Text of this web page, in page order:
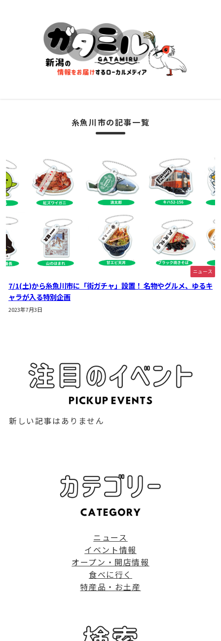
糸魚川市の記事一覧
ニュース
7/1(土)から糸魚川市に「街ガチャ」設置！ 名物やグルメ、ゆるキ
ャラが入る特別企画
2023年7月3日
新しい記事はありません
ニュース
イベント情報
オープン・開店情報
食べに行く
特産品・お土産